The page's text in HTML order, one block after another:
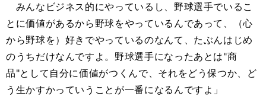
みんなビジネス的にやっているし、野球選手でいるこ
とに価値があるから野球をやっているんであって、（心
から野球を）好きでやっているのなんて、たぶんはじめ
のうちだけなんですよ。野球選手になったあとは"商
品"として自分に価値がつくんで、それをどう保つか、ど
う生かすかっていうことが一番になるんですよ」